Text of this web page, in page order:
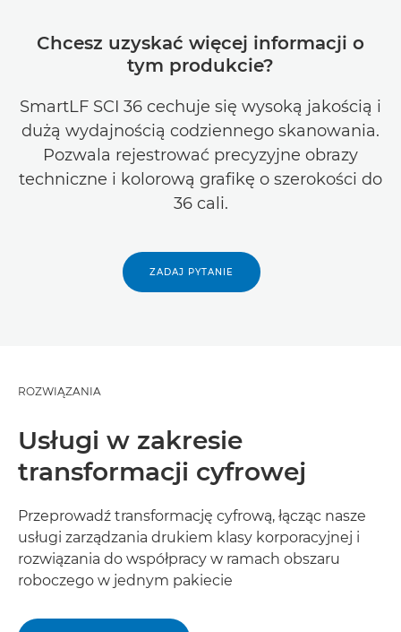
Chcesz uzyskać więcej informacji o
tym produkcie?
SmartLF SCI 36 cechuje się wysoką jakością i
dużą wydajnością codziennego skanowania.
Pozwala rejestrować precyzyjne obrazy
techniczne i kolorową grafikę o szerokości do
36 cali.
ZADAJ PYTANIE
ROZWIĄZANIA
Usługi w zakresie
transformacji cyfrowej
Przeprowadź transformację cyfrową, łącząc nasze
usługi zarządzania drukiem klasy korporacyjnej i
rozwiązania do współpracy w ramach obszaru
roboczego w jednym pakiecie